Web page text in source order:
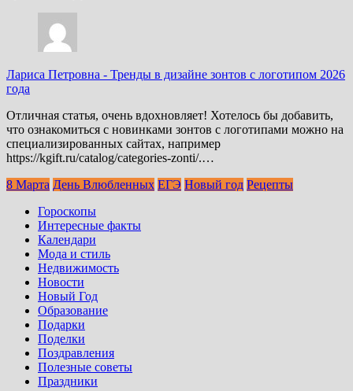
Лариса Петровна - Тренды в дизайне зонтов с логотипом 2026
года
Отличная статья, очень вдохновляет! Хотелось бы добавить,
что ознакомиться с новинками зонтов с логотипами можно на
специализированных сайтах, например
https://kgift.ru/catalog/categories-zonti/.…
8 Марта День Влюбленных ЕГЭ Новый год Рецепты
Гороскопы
Интересные факты
Календари
Мода и стиль
Недвижимость
Новости
Новый Год
Образование
Подарки
Поделки
Поздравления
Полезные советы
Праздники